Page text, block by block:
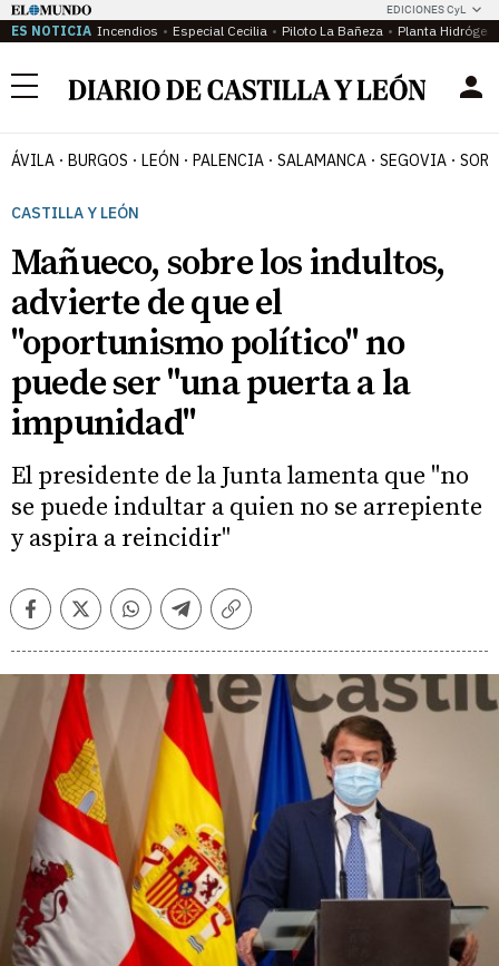
EDICIONES CyL
ES NOTICIA Incendios Especial Cecilia Piloto La Bañeza Planta
Menú
ÁVILA BURGOS LEÓN PALENCIA SALAMANCA SEGOVIA
CASTILLA Y LEÓN
Mañueco, sobre los indultos,
advierte de que el
"oportunismo político" no
puede ser "una puerta a la
impunidad"
El presidente de la Junta lamenta que "no
se puede indultar a quien no se arrepiente
y aspira a reincidir"
FacebookTwitterWhatsappTelegramCopiar